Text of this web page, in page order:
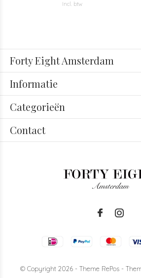
Incl. btw
Forty Eight Amsterdam
Informatie
Categorieën
Contact
© Copyright 2026 - Theme RePos -